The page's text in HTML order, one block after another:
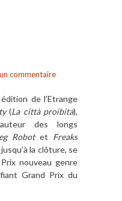
commentaire
de l’Etrange
(La città proibita),
des longs
Robotet Freaks
la clôture, se
nouveau genre
Grand Prix du